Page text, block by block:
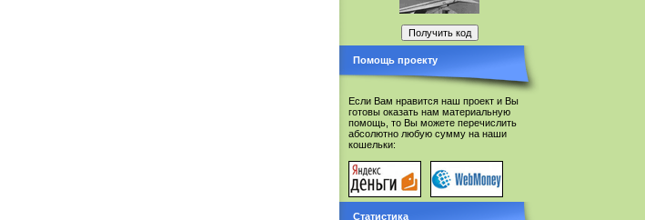
Помощь проекту
Если Вам нравится наш проект и Вы
готовы оказать нам материальную
помощь, то Вы можете перечислить
абсолютно любую сумму на наши
кошельки:
Статистика